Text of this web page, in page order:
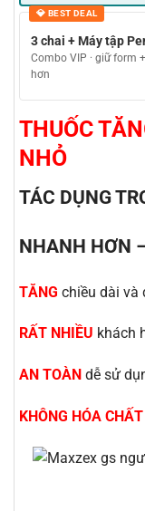
💎 BEST DEAL
3 chai + Máy tập
Combo VIP · giữ form
hơn
THUỐC
NHỎ
TÁC DỤNG
NHANH HƠN
TĂNG chiều dài và
RẤT NHIỀU khách
AN TOÀN dễ sử
KHÔNG HÓA CHẤT